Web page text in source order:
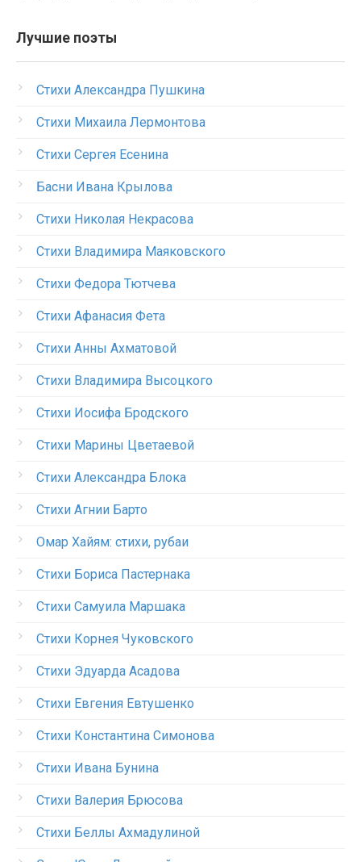
Лучшие поэты
Стихи Александра Пушкина
Стихи Михаила Лермонтова
Стихи Сергея Есенина
Басни Ивана Крылова
Стихи Николая Некрасова
Стихи Владимира Маяковского
Стихи Федора Тютчева
Стихи Афанасия Фета
Стихи Анны Ахматовой
Стихи Владимира Высоцкого
Стихи Иосифа Бродского
Стихи Марины Цветаевой
Стихи Александра Блока
Стихи Агнии Барто
Омар Хайям: стихи, рубаи
Стихи Бориса Пастернака
Стихи Самуила Маршака
Стихи Корнея Чуковского
Стихи Эдуарда Асадова
Стихи Евгения Евтушенко
Стихи Константина Симонова
Стихи Ивана Бунина
Стихи Валерия Брюсова
Стихи Беллы Ахмадулиной